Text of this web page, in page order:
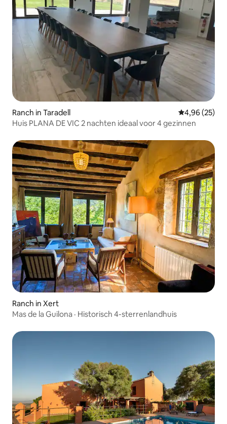
Ranch in Taradell Gemiddelde
4,96 (25)
Huis PLANA DE VIC 2 nachten ideaal voor 4 gezinnen
Ranch in Xert
Mas de la Guilona · Historisch 4-sterrenlandhuis